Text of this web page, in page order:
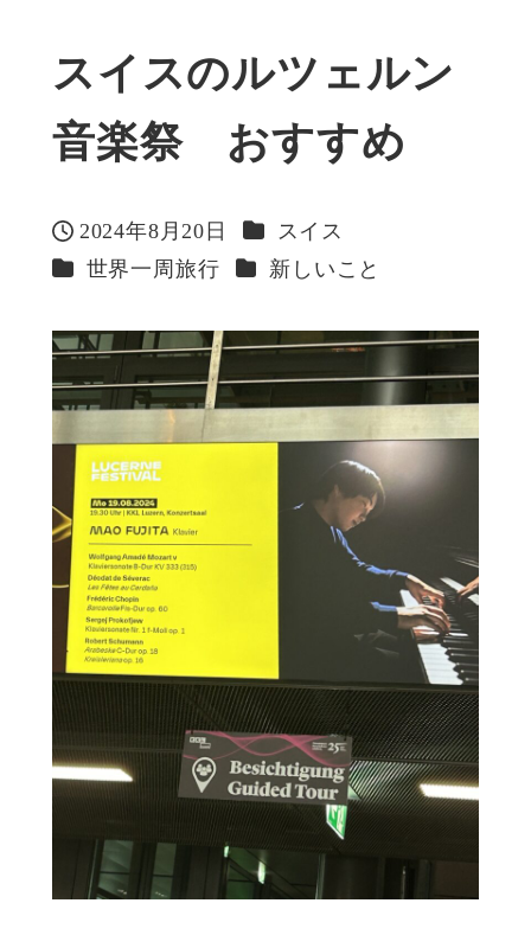
スイスのルツェルン
音楽祭 おすすめ
投稿日
2024年8月20日 カテゴリー
スイス
カテゴリー
世界一周旅行 カテゴリー
新しいこと